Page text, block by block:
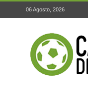
06 Agosto, 2026